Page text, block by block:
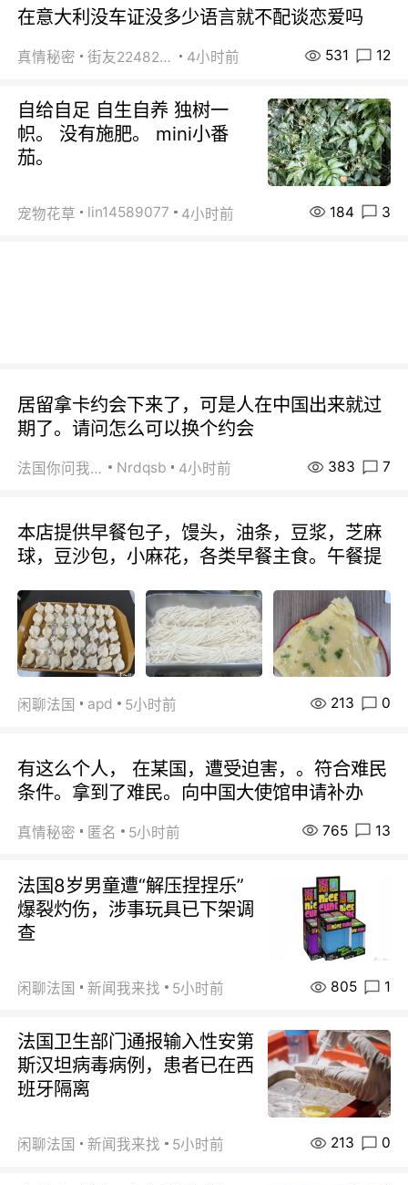
在意大利没车证没多少语言就不配谈恋爱吗
真情秘密 街友22482465 4小时前 531 12
自给自足 自生自养 独树一
帜。 没有施肥。 mini小番
茄。
宠物花草 lin14589077 4小时前 184 3
居留拿卡约会下来了，可是人在中国出来就过
期了。请问怎么可以换个约会
法国你问我答 Nrdqsb 4小时前 383 7
本店提供早餐包子，馒头，油条，豆浆，芝麻
球，豆沙包，小麻花，各类早餐主食。午餐提
闲聊法国 apd 5小时前 213 0
有这么个人， 在某国，遭受迫害，。符合难民
条件。拿到了难民。向中国大使馆申请补办
真情秘密 匿名 5小时前 765 13
法国8岁男童遭“解压捏捏乐”
爆裂灼伤，涉事玩具已下架调
查
闲聊法国 新闻我来找 5小时前 805 1
法国卫生部门通报输入性安第
斯汉坦病毒病例，患者已在西
班牙隔离
闲聊法国 新闻我来找 5小时前 213 0